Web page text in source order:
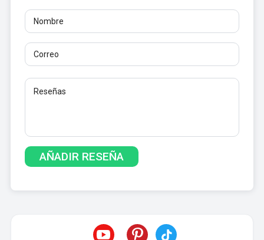
Nombre
Correo
Reseñas
Al menos 10 caracteres. No se permiten enlaces.